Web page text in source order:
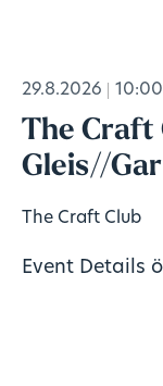
29.8.2026
The Craft
Gleis//
The Craft Club
Event Details